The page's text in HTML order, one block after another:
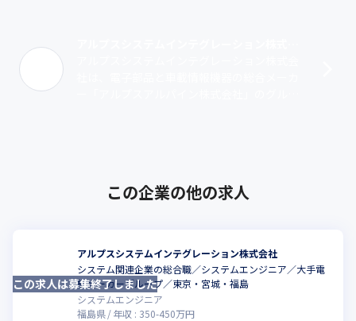
この企業の他の求人
アルプスシステムインテグレーション株式会社
システム関連企業の総合職／システムエンジニア／大手電
機メーカーグループ／東京・宮城・福島
システムエンジニア
福島県
年収 : 350-450万円
この求人は募集終了しました